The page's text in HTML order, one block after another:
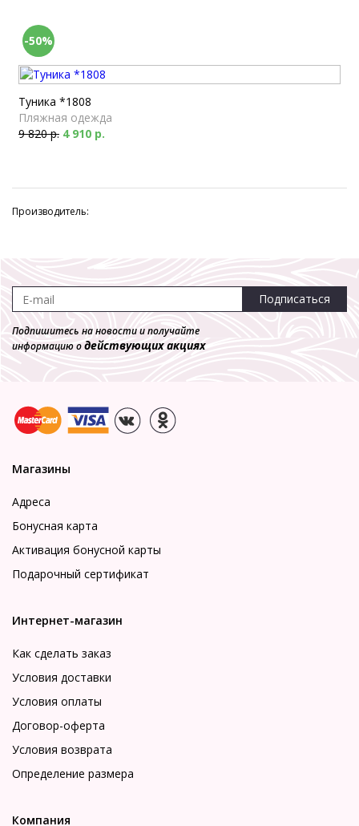
-50%
Туника *1808
Пляжная одежда
9 820 р. 4 910 р.
Производитель:
Подписаться
Подпишитесь на новости и получайте
информацию одействующих акциях
Магазины
Адреса
Бонусная карта
Активация бонусной карты
Подарочный сертификат
Интернет-магазин
Как сделать заказ
Условия доставки
Условия оплаты
Договор-оферта
Условия возврата
Определение размера
Компания